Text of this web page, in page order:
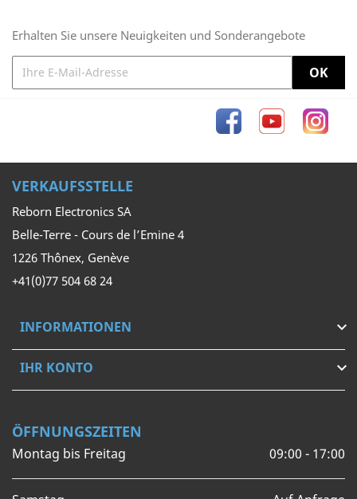
Erhalten Sie unsere Neuigkeiten und Sonderangebote
FacebookYouTube
VERKAUFSSTELLE
Reborn Electronics SA
Belle-Terre - Cours de l’Emine 4
1226 Thônex, Genève
+41(0)77 504 68 24
INFORMATIONEN 
IHR KONTO 
ÖFFNUNGSZEITEN
Montag bis Freitag 09:00 - 17:00